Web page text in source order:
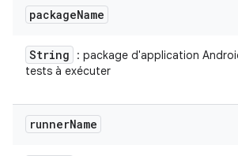
packageName
String
: package d'application
tests à exécuter
runnerName